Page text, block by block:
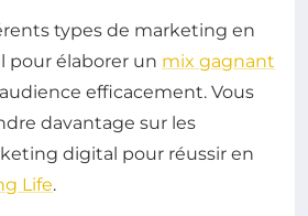
types de marketing en
pour élaborer un mix gagnant
efficacement. Vous
davantage sur les
digital pour réussir en
Life.